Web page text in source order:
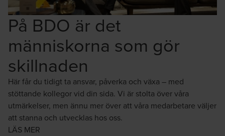
På BDO är det
människorna som gör
skillnaden
Här får du tidigt ta ansvar, påverka och växa – med
stöttande kollegor vid din sida. Vi är stolta över våra
utmärkelser, men ännu mer över att våra medarbetare väljer
att stanna och utvecklas hos oss.
LÄS MER